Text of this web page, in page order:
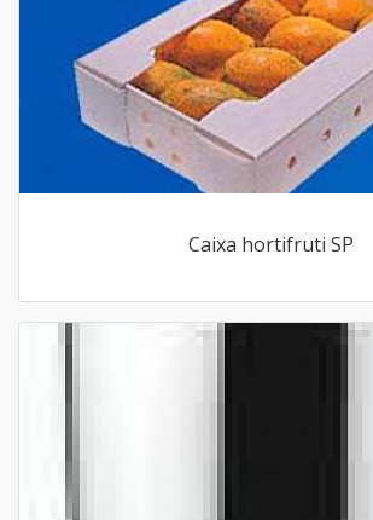
Caixa hortifruti SP